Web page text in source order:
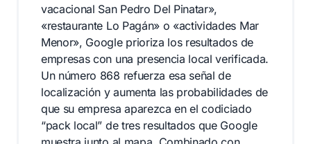
vacacional San Pedro Del Pinatar»,
«restaurante Lo Pagán» o «actividades Mar
Menor», Google prioriza los resultados de
empresas con una presencia local verificada.
Un número 868 refuerza esa señal de
localización y aumenta las probabilidades de
que su empresa aparezca en el codiciado
“pack local” de tres resultados que Google